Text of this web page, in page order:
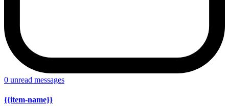
0 unread messages
{{item-name}}